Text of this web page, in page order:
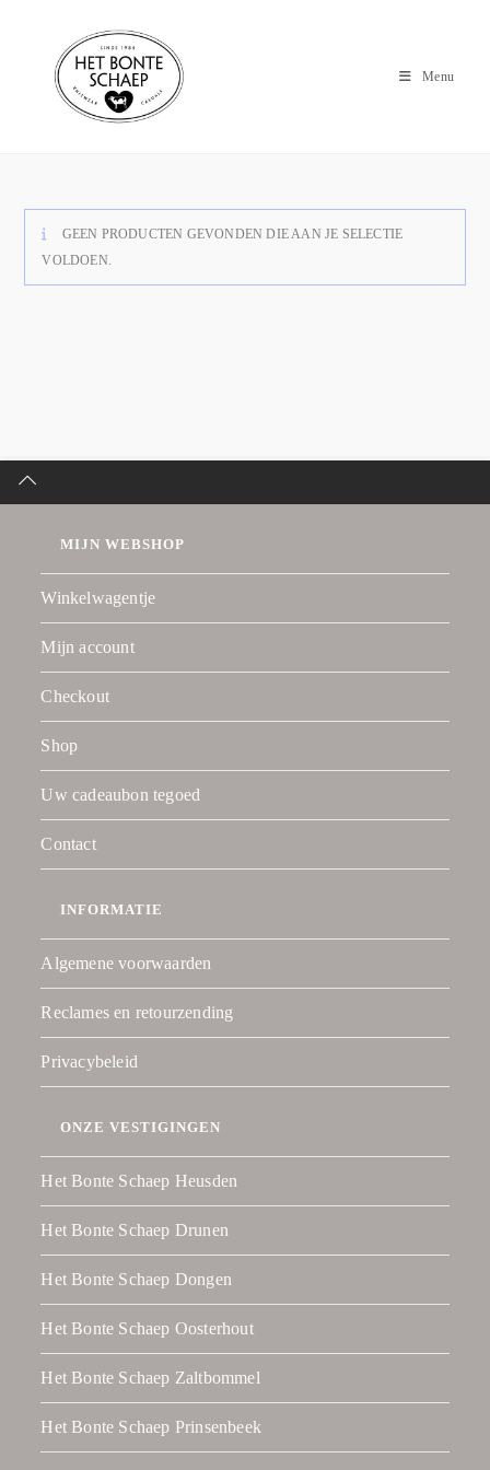
Menu
GEEN PRODUCTEN GEVONDEN DIE AAN JE SELECTIE
VOLDOEN.
MIJN WEBSHOP
Winkelwagentje
Mijn account
Checkout
Shop
Uw cadeaubon tegoed
Contact
INFORMATIE
Algemene voorwaarden
Reclames en retourzending
Privacybeleid
ONZE VESTIGINGEN
Het Bonte Schaep Heusden
Het Bonte Schaep Drunen
Het Bonte Schaep Dongen
Het Bonte Schaep Oosterhout
Het Bonte Schaep Zaltbommel
Het Bonte Schaep Prinsenbeek